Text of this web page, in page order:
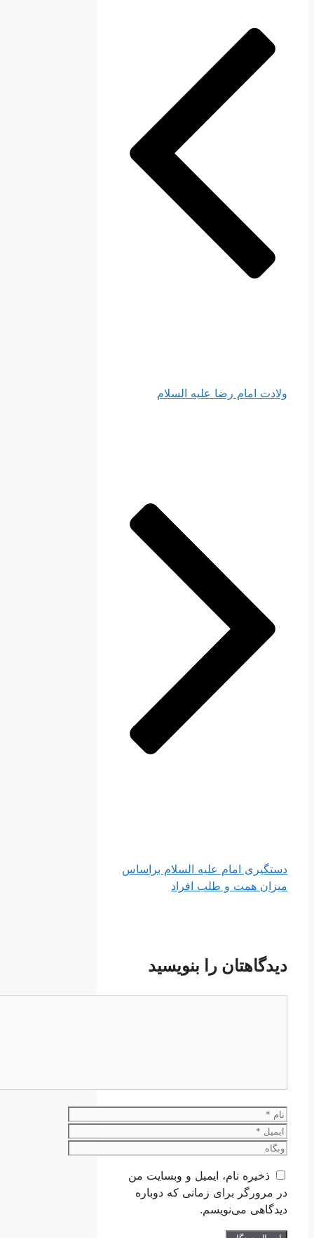
ولادت امام رضا علیه السلام
دستگیری امام علیه السلام براساس
میزان همت و طلب افراد
دیدگاهتان را بنویسید
نام
ایمیل
وبگاه
ذخیره نام، ایمیل و وبسایت من
در مرورگر برای زمانی که دوباره
دیدگاهی می‌نویسم.